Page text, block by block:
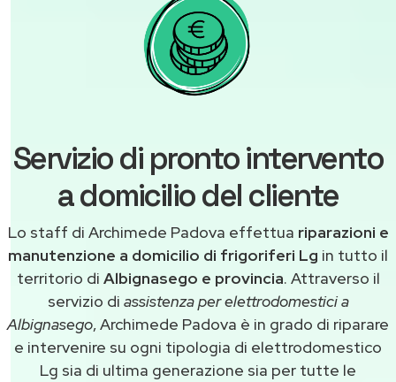
Servizio di pronto intervento
a domicilio del cliente
Lo staff di Archimede Padova effettua riparazioni e
manutenzione a domicilio di frigoriferi Lg in tutto il
territorio di Albignasego e provincia. Attraverso il
servizio di assistenza per elettrodomestici a
Albignasego, Archimede Padova è in grado di riparare
e intervenire su ogni tipologia di elettrodomestico
Lg sia di ultima generazione sia per tutte le